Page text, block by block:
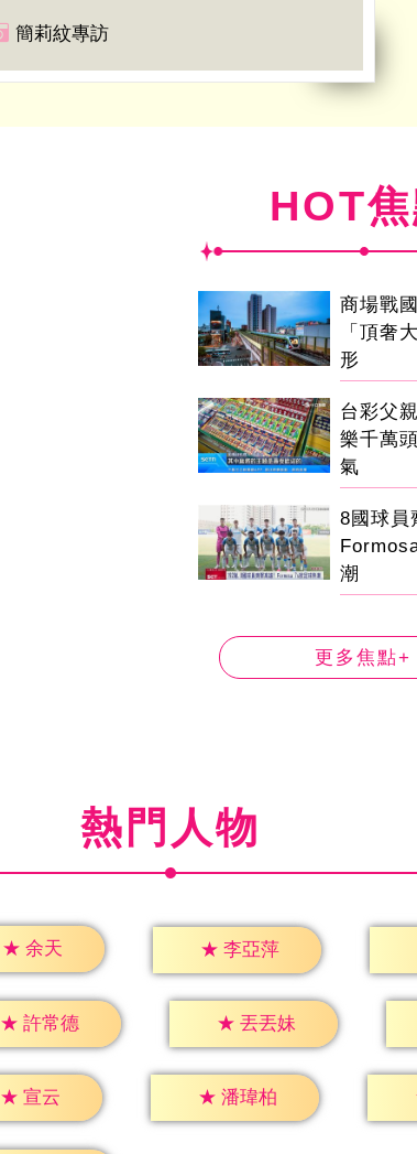
簡莉紋專訪
HOT
商場戰
「頂奢
形
台彩父
樂千萬
氣
8國球
潮
更多焦點+
熱門人物
★ 余天 ★ 李亞萍
★ 許常德 ★ 丟丟妹
★ 宣云 ★ 潘瑋柏